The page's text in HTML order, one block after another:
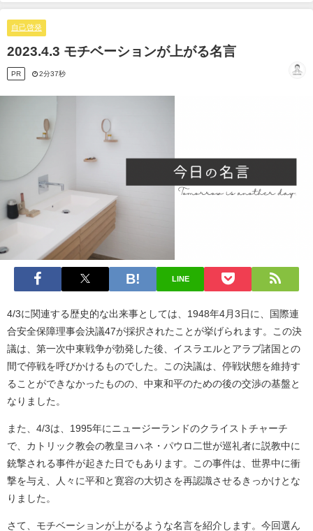
自己啓発
2023.4.3 モチベーションが上がる名言
PR 2分37秒
LINE
4/3に関連する歴史的な出来事としては、1948年4月3日に、国際連
合安全保障理事会決議47が採択されたことが挙げられます。この決
議は、第一次中東戦争が勃発した後、イスラエルとアラブ諸国との
間で停戦を呼びかけるものでした。この決議は、停戦状態を維持す
ることができなかったものの、中東和平のための後の交渉の基盤と
なりました。
また、4/3は、1995年にニュージーランドのクライストチャーチ
で、カトリック教会の教皇ヨハネ・パウロ二世が巡礼者に説教中に
銃撃される事件が起きた日でもあります。この事件は、世界中に衝
撃を与え、人々に平和と寛容の大切さを再認識させるきっかけとな
りました。
さて、モチベーションが上がるような名言を紹介します。今回選ん